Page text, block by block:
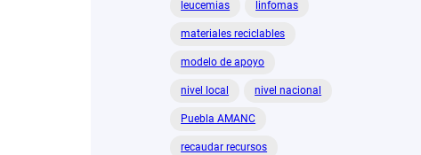
leucemias linfomas
materiales reciclables
modelo de apoyo
nivel local nivel nacional
Puebla AMANC
recaudar recursos